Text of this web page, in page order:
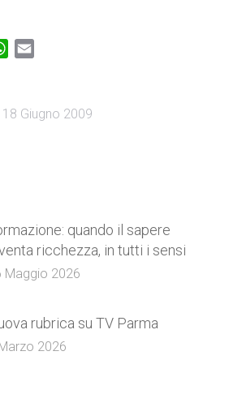
WhatsApp
18 Giugno 2009
quando il sapere
ricchezza, in tutti i sensi
Maggio 2026
rubrica su TV Parma
2026